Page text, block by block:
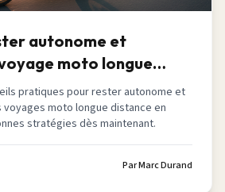
autonome et
moto longue
pratiques pour rester autonome et
moto longue distance en
stratégies dès maintenant.
ParMarc Durand